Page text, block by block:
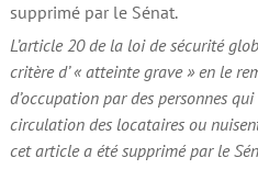
supprimé par le Sénat.
L’article 20 de la loi de sécurité
critère d’ « atteinte grave » en le
d’occupation par des personnes
circulation des locataires ou
cet article a été supprimé par le